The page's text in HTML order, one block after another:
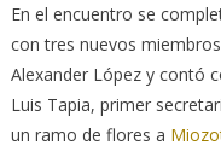
En el encuentro se
con tres nuevos
Alexander López y contó
Luis Tapia, primer
un ramo de flores a